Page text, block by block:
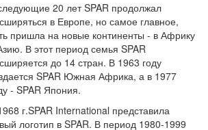
20 лет SPAR продолжал
в Европе, но самое главное,
пришла на новые континенты - в Африку
В этот период семья SPAR
до 14 стран. В 1963 году
SPAR Южная Африка, а в 1977
- SPAR Япония.
г.SPAR International представила
логотип в SPAR. В период 1980-1999